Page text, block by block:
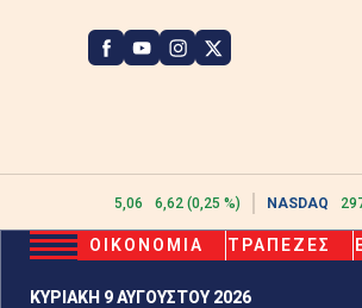
2615,06 6,62 (0,25 %) NASDAQ
ΚΥΡΙΑΚΗ 9 ΑΥΓΟΥΣΤΟΥ 2026
ΟΙΚΟΝΟΜΙΑ ΤΡΑΠΕΖΕΣ